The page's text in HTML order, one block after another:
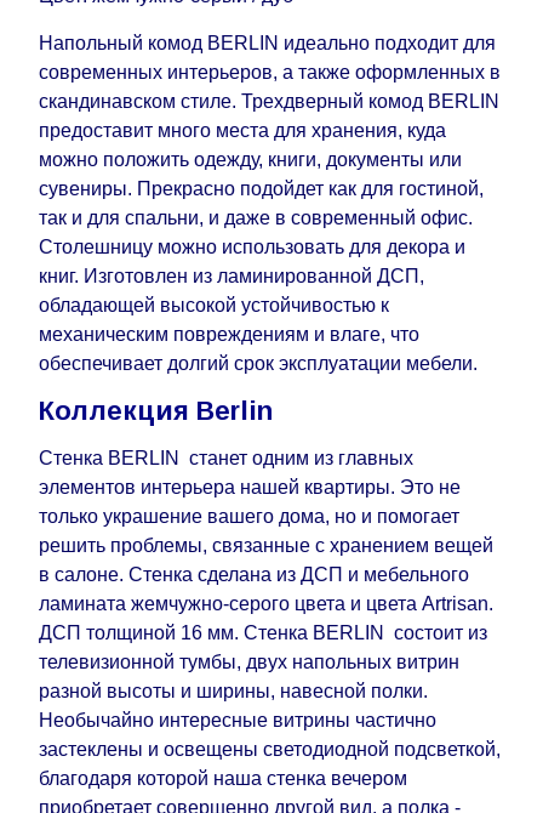
выходные, праздничные вечера и праздничные
дни) от даты получения оплаты от
кредитной
компании клиента.
Возможны задержки, связанные с морской
доставкой при заказе мебели из-за границы, на
которые не может повлиять Поставщик, в этих
случаях срок доставки будет продлен еще на 30
рабочих дней и не будет считаться
задержкой.
Вместе с тем поставщики
прилагают все усилия, чтобы максимально
ускорить
доставку, но, не имея возможности
это гарантировать, поэтому интернет-магазин
не несет ответственности за какие-либо
задержки.
является модулярной, что оставляет право за
Поставщиком сделать доставку по мере
поступления модулей с фабрики, в течение
дополнительных 60 рабочих дней после первой
доставки товара на дом клиенту.
Напольный комод BERLIN идеально подходит для
современных интерьеров, а также оформленных в
скандинавском стиле. Трехдверный комод BERLIN
предоставит много места для хранения, куда
можно положить одежду, книги, документы или
сувениры. Прекрасно подойдет как для гостиной,
так и для спальни, и даже в современный офис.
Столешницу можно использовать для декора и
книг. Изготовлен из ламинированной ДСП,
обладающей высокой устойчивостью к
механическим повреждениям и влаге, что
обеспечивает долгий срок эксплуатации мебели.
Коллекция Berlin
Стенка BERLIN станет одним из главных
элементов интерьера нашей квартиры. Это не
только украшение вашего дома, но и помогает
решить проблемы, связанные с хранением вещей
в салоне. Стенка сделана из ДСП и мебельного
ламината жемчужно-серого цвета и цвета Artrisan.
ДСП толщиной 16 мм. Стенка BERLIN состоит из
телевизионной тумбы, двух напольных витрин
разной высоты и ширины, навесной полки.
Необычайно интересные витрины частично
застеклены и освещены светодиодной подсветкой,
благодаря которой наша стенка вечером
приобретает совершенно другой вид, а полка -